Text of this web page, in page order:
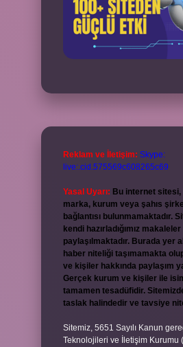
Reklam ve İletişim: Skype:
live:.cid.575569c608265c69
Yasal Uyarı: Bu internet
marka, kurum veya şahıs
bağlantısı bulunmamaktadır.
kendi hazırladığımız makaleler
paylaşılmaktadır. Burada yer
haber niteliği taşımamakta
ve kişiler hakkında paylaşım
Gerçek kurum ve kişiler ile
tamamen tesadüfidir.
taslak halindedir ve tavsiye
Sitemiz, 5651 Sayılı Kanun
Teknolojileri ve İletişim Kurumu